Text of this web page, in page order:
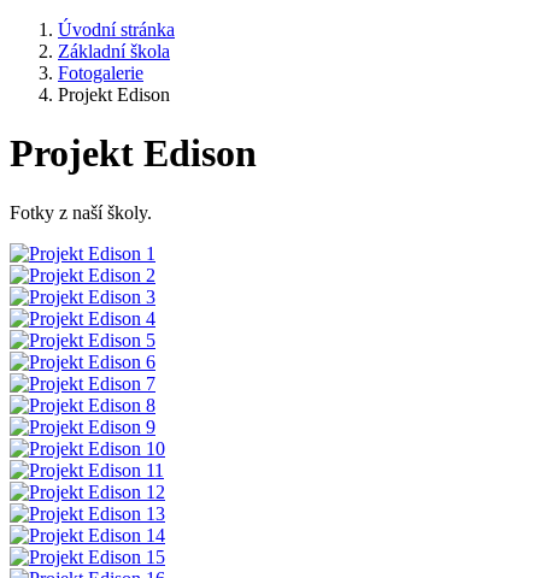
Úvodní stránka
Základní škola
Fotogalerie
Projekt Edison
Projekt Edison
Fotky z naší školy.